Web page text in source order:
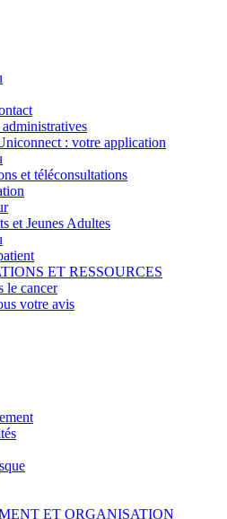
: votre application
et téléconsultations
et Jeunes Adultes
ET RESSOURCES
le cancer
votre avis
ET ORGANISATION